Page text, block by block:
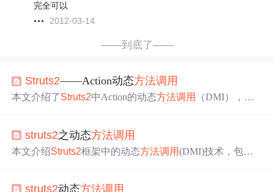
完全可以
2012-03-14
——到底了——
Struts2——Action动态方法调用
本文介绍了Struts2中Action的动态方法调用
（DMI），讲
以通过'Action名!方法名'的形式
减少重复配置，提高代码的灵活性。
struts2之动态方法调用
本文介绍Struts2框架中的动态方法调用(DMI)技术，包括
struts2动态方法调用